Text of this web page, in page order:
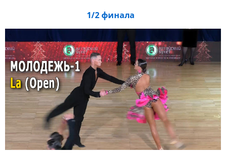
1/2 финала